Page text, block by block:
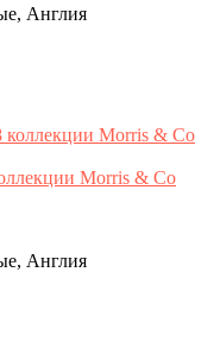
Англия
Morris & Co
Англия